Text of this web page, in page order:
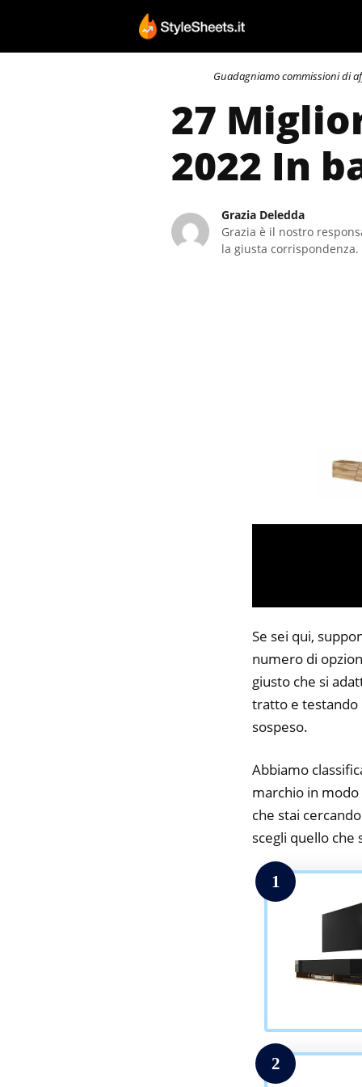
contenuto
Guadagniamo commissioni di
27
2022 In
Grazia Deledda
Grazia è il nostro
la giusta
Se sei qui,
numero di
giusto che si
tratto e testando
sospeso.
Abbiamo
marchio in
che stai
scegli quello che
1
2